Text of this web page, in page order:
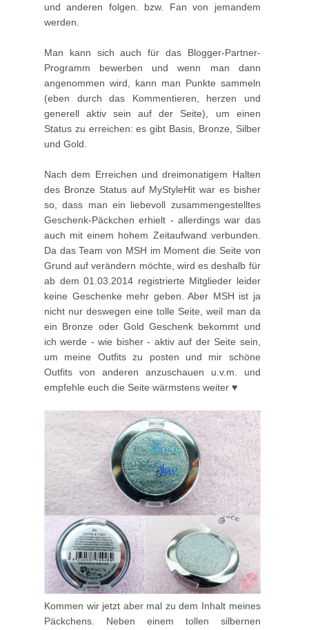
und anderen folgen. bzw. Fan von jemandem
werden.
Man kann sich auch für das Blogger-Partner-
Programm bewerben und wenn man dann
angenommen wird, kann man Punkte sammeln
(eben durch das Kommentieren, herzen und
generell aktiv sein auf der Seite), um einen
Status zu erreichen: es gibt Basis, Bronze, Silber
und Gold.
Nach dem Erreichen und dreimonatigem Halten
des Bronze Status auf MyStyleHit war es bisher
so, dass man ein liebevoll zusammengestelltes
Geschenk-Päckchen erhielt - allerdings war das
auch mit einem hohem Zeitaufwand verbunden.
Da das Team von MSH im Moment die Seite von
Grund auf verändern möchte, wird es deshalb für
ab dem 01.03.2014 registrierte Mitglieder leider
keine Geschenke mehr geben. Aber MSH ist ja
nicht nur deswegen eine tolle Seite, weil man da
ein Bronze oder Gold Geschenk bekommt und
ich werde - wie bisher - aktiv auf der Seite sein,
um meine Outfits zu posten und mir schöne
Outfits von anderen anzuschauen u.v.m. und
empfehle euch die Seite wärmstens weiter ♥
Kommen wir jetzt aber mal zu dem Inhalt meines
Päckchens. Neben einem tollen silbernen